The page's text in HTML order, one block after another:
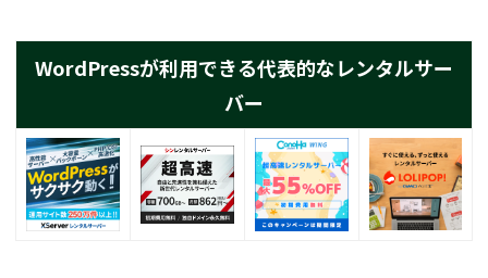
WordPressが利用できる代表的なレンタルサー
バー